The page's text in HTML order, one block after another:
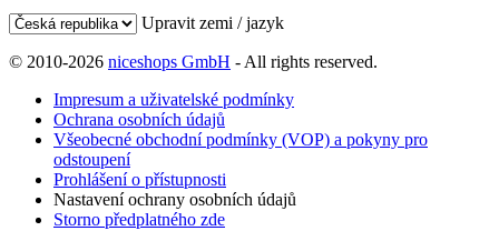
Upravit zemi / jazyk
© 2010-2026 niceshops GmbH - All rights reserved.
Impresum a uživatelské podmínky
Ochrana osobních údajů
Všeobecné obchodní podmínky (VOP) a pokyny pro
odstoupení
Prohlášení o přístupnosti
Nastavení ochrany osobních údajů
Storno předplatného zde